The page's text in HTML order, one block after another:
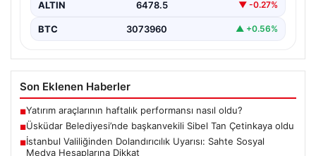
ALTIN 6478.5 ▼ -0.27%
BTC 3073960 ▲ +0.56%
Son Eklenen Haberler
■Yatırım araçlarının haftalık performansı nasıl oldu?
■Üsküdar Belediyesi’nde başkanvekili Sibel Tan Çetinkaya oldu
■İstanbul Valiliğinden Dolandırıcılık Uyarısı: Sahte Sosyal
Medya Hesaplarına Dikkat